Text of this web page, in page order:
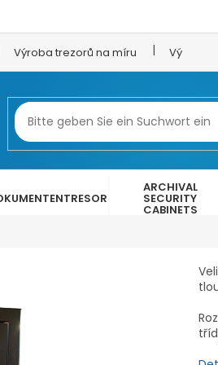
Výroba trezorů na míru Výroba
ARCHIVAL
SECURITY
CABINETS